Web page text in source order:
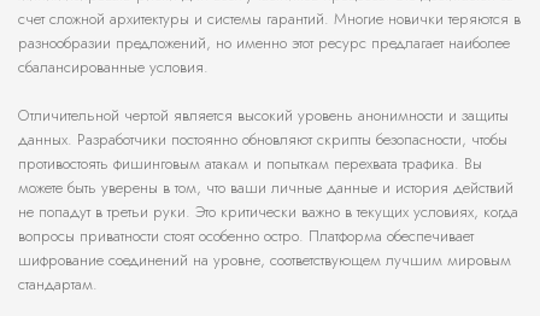
счет сложной архитектуры и системы гарантий. Многие новички теряются в
разнообразии предложений, но именно этот ресурс предлагает наиболее
сбалансированные условия.
Отличительной чертой является высокий уровень анонимности и защиты
данных. Разработчики постоянно обновляют скрипты безопасности, чтобы
противостоять фишинговым атакам и попыткам перехвата трафика. Вы
можете быть уверены в том, что ваши личные данные и история действий
не попадут в третьи руки. Это критически важно в текущих условиях, когда
вопросы приватности стоят особенно остро. Платформа обеспечивает
шифрование соединений на уровне, соответствующем лучшим мировым
стандартам.